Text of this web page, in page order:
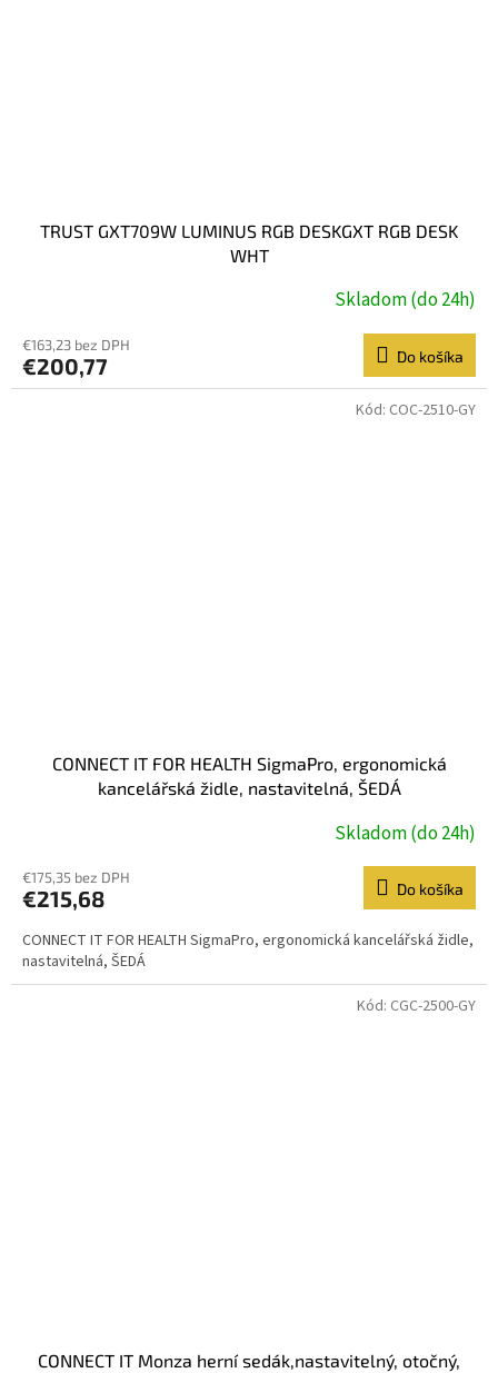
TRUST GXT709W LUMINUS RGB DESKGXT RGB DESK
WHT
Skladom (do 24h)
€163,23 bez DPH
€200,77 Do košíka
CONNECT IT FOR HEALTH SigmaPro, ergonomická
kancelářská židle, nastavitelná, ŠEDÁ
Skladom (do 24h)
€175,35 bez DPH
€215,68 Do košíka
CONNECT IT FOR HEALTH SigmaPro, ergonomická kancelářská židle,
nastavitelná, ŠEDÁ
Kód: COC-2510-GY
CONNECT IT Monza herní sedák,nastavitelný, otočný,
Kód: CGC-2500-GY